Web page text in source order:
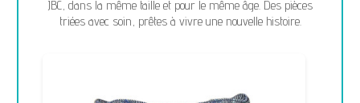
JBC, dans la même taille et pour le même âge. Des pièces
triées avec soin, prêtes à vivre une nouvelle histoire.